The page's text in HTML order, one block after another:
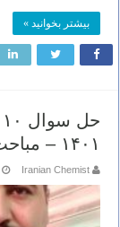
بیشتر بخوانید »
۱۴۰۱ – مباحث چگالی و قانون گازها
Iranian Chemist